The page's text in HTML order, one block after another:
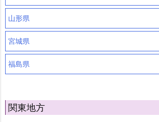
山形県
宮城県
福島県
関東地方